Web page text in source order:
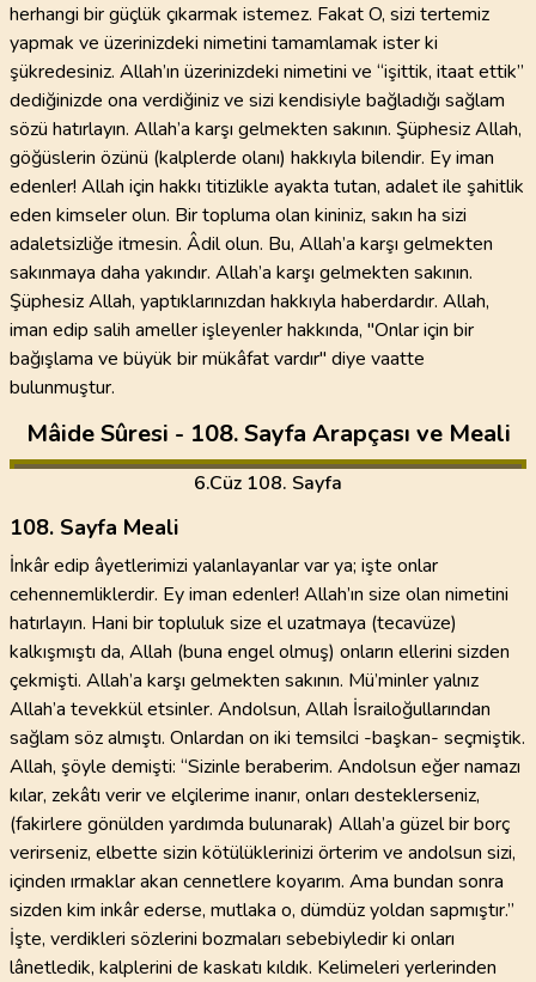
herhangi bir güçlük çıkarmak istemez. Fakat O, sizi tertemiz
yapmak ve üzerinizdeki nimetini tamamlamak ister ki
şükredesiniz. Allah’ın üzerinizdeki nimetini ve “işittik, itaat ettik”
dediğinizde ona verdiğiniz ve sizi kendisiyle bağladığı sağlam
sözü hatırlayın. Allah’a karşı gelmekten sakının. Şüphesiz Allah,
göğüslerin özünü (kalplerde olanı) hakkıyla bilendir. Ey iman
edenler! Allah için hakkı titizlikle ayakta tutan, adalet ile şahitlik
eden kimseler olun. Bir topluma olan kininiz, sakın ha sizi
adaletsizliğe itmesin. Âdil olun. Bu, Allah’a karşı gelmekten
sakınmaya daha yakındır. Allah’a karşı gelmekten sakının.
Şüphesiz Allah, yaptıklarınızdan hakkıyla haberdardır. Allah,
iman edip salih ameller işleyenler hakkında, "Onlar için bir
bağışlama ve büyük bir mükâfat vardır" diye vaatte
bulunmuştur.
Mâide Sûresi - 108. Sayfa Arapçası ve Meali
6.Cüz 108. Sayfa
108. Sayfa Meali
İnkâr edip âyetlerimizi yalanlayanlar var ya; işte onlar
cehennemliklerdir. Ey iman edenler! Allah’ın size olan nimetini
hatırlayın. Hani bir topluluk size el uzatmaya (tecavüze)
kalkışmıştı da, Allah (buna engel olmuş) onların ellerini sizden
çekmişti. Allah’a karşı gelmekten sakının. Mü’minler yalnız
Allah’a tevekkül etsinler. Andolsun, Allah İsrailoğullarından
sağlam söz almıştı. Onlardan on iki temsilci -başkan- seçmiştik.
Allah, şöyle demişti: “Sizinle beraberim. Andolsun eğer namazı
kılar, zekâtı verir ve elçilerime inanır, onları desteklerseniz,
(fakirlere gönülden yardımda bulunarak) Allah’a güzel bir borç
verirseniz, elbette sizin kötülüklerinizi örterim ve andolsun sizi,
içinden ırmaklar akan cennetlere koyarım. Ama bundan sonra
sizden kim inkâr ederse, mutlaka o, dümdüz yoldan sapmıştır.”
İşte, verdikleri sözlerini bozmaları sebebiyledir ki onları
lânetledik, kalplerini de kaskatı kıldık. Kelimeleri yerlerinden